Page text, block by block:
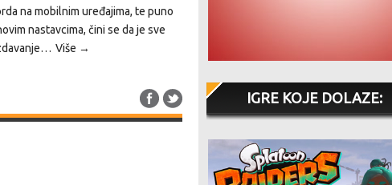
na mobilnim uređajima, te puno
nastavcima, čini se da je sve
Više →
IGRE KOJE DOLAZE: